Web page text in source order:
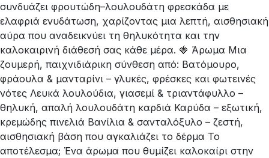
συνδυάζει φρουτώδη–λουλουδάτη φρεσκάδα με
ελαφριά ενυδάτωση, χαρίζοντας μια λεπτή, αισθησιακή
αύρα που αναδεικνύει τη θηλυκότητα και την
καλοκαιρινή διάθεσή σας κάθε μέρα. 🍓 Άρωμα Μια
ζουμερή, παιχνιδιάρικη σύνθεση από: Βατόμουρο,
φράουλα & μανταρίνι – γλυκές, φρέσκες και φωτεινές
νότες Λευκά λουλούδια, γιασεμί & τριαντάφυλλο –
θηλυκή, απαλή λουλουδάτη καρδιά Καρύδα – εξωτική,
κρεμώδης πινελιά Βανίλια & σανταλόξυλο – ζεστή,
αισθησιακή βάση που αγκαλιάζει το δέρμα Το
αποτέλεσμα; Ένα άρωμα που θυμίζει καλοκαίρι στην